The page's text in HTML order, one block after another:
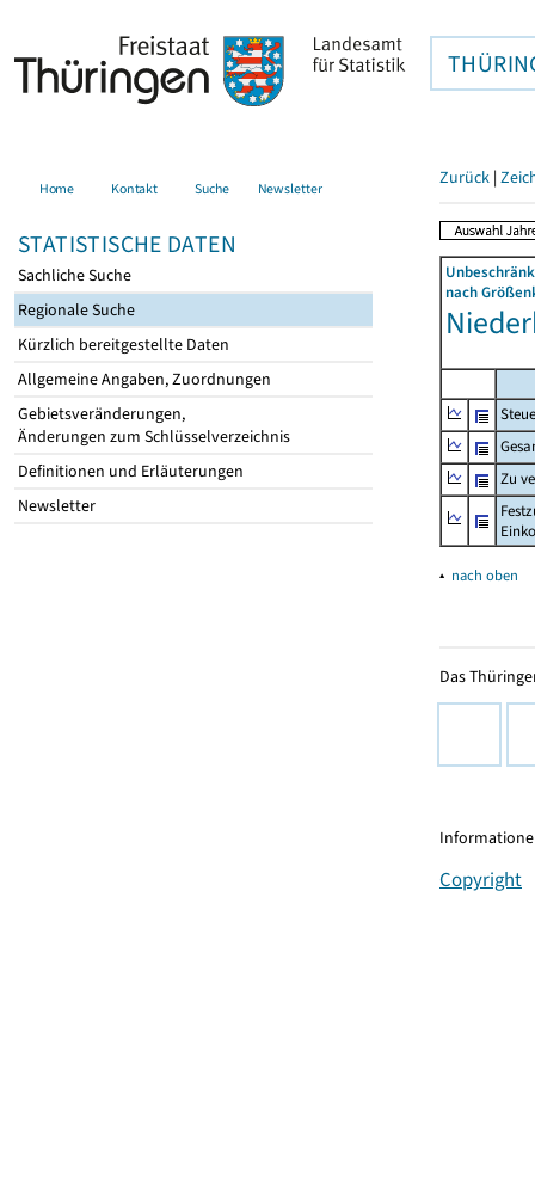
Home Kontakt Suche Newsletter
STATISTISCHE DATEN
Sachliche Suche
Regionale Suche
Kürzlich bereitgestellte Daten
Allgemeine Angaben, Zuordnungen
Gebietsveränderungen,
Änderungen zum Schlüsselverzeichnis
Definitionen und Erläuterungen
Newsletter
Zurück |
nach
Zu
▴ nach oben
Das
Copyright